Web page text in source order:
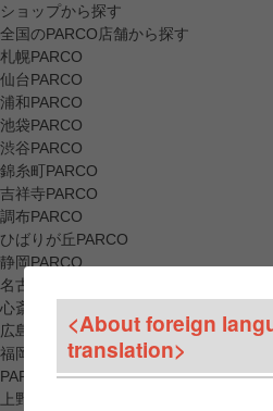
ショップから探す
全国のPARCO店舗から探す
札幌PARCO
仙台PARCO
浦和PARCO
池袋PARCO
渋谷PARCO
錦糸町PARCO
吉祥寺PARCO
調布PARCO
ひばりが丘PARCO
静岡PARCO
名古屋PARCO
心斎橋PARCO
広島PARCO
福岡PARCO
PARCO_ya
上野
<About foreign
translation>